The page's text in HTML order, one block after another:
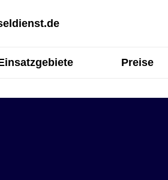
Preise